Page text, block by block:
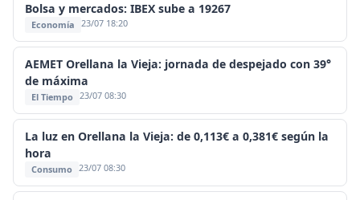
Bolsa y mercados: IBEX sube a 19267
Economía 23/07 18:20
AEMET Orellana la Vieja: jornada de despejado con 39°
de máxima
El Tiempo 23/07 08:30
La luz en Orellana la Vieja: de 0,113€ a 0,381€ según la
hora
Consumo 23/07 08:30